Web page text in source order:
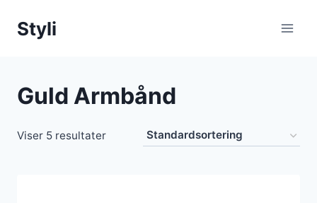
Styli
Guld Armbånd
Viser 5 resultater